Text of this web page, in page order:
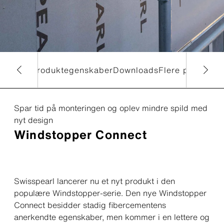
vores produkter på lager hos landets
tømmerhandler. Find din nærmeste
forhandler her.
forhandler
data ProduktegenskaberDownloadsFlere produkter
Spar tid på monteringen og oplev mindre spild med
nyt design
Windstopper Connect
Swisspearl lancerer nu et nyt produkt i den
populære Windstopper-serie. Den nye Windstopper
Connect besidder stadig fibercementens
anerkendte egenskaber, men kommer i en lettere og